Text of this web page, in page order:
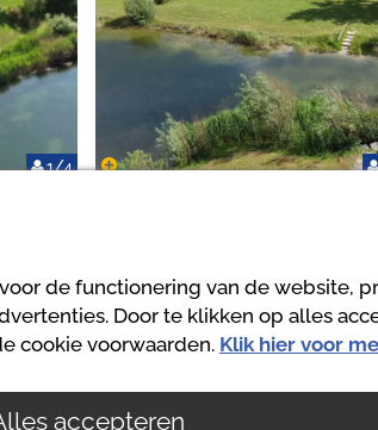
1/4
Camping
de functionering van de website,
Door te klikken op alles
cookie voorwaarden. Klik hier voor
accepteren